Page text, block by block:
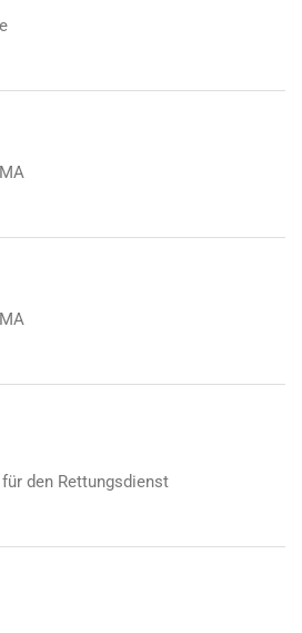
den Rettungsdienst